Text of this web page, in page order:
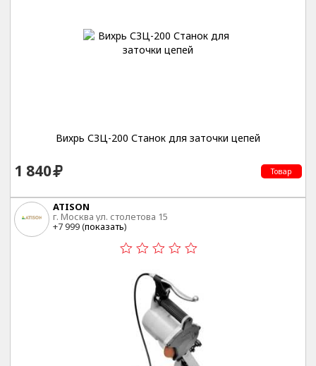
Вихрь СЗЦ-200 Станок для заточки цепей
1 840 Товар
ATISON
г. Москва ул. столетова 15
+7 999 (показать)